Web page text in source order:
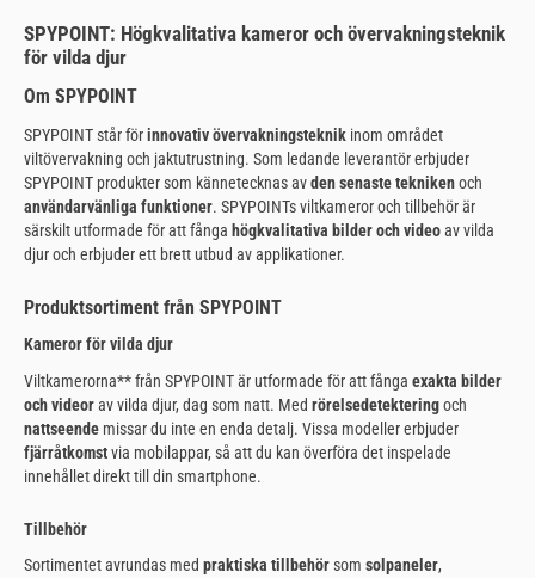
SPYPOINT: Högkvalitativa kameror och övervakningsteknik
för vilda djur
Om SPYPOINT
SPYPOINT står förinnovativ övervakningsteknik inom området
viltövervakning och jaktutrustning. Som ledande leverantör erbjuder
SPYPOINT produkter som kännetecknas avden senaste teknikenoch
användarvänliga funktioner. SPYPOINTs viltkameror och tillbehör är
särskilt utformade för att fånga högkvalitativa bilder och videoav vilda
djur och erbjuder ett brett utbud av applikationer.
Produktsortiment från SPYPOINT
Kameror för vilda djur
Viltkamerorna** från SPYPOINT är utformade för att fånga exakta bilder
och videorav vilda djur, dag som natt. Med rörelsedetekteringoch
nattseende missar du inte en enda detalj. Vissa modeller erbjuder
fjärråtkomstvia mobilappar, så att du kan överföra det inspelade
innehållet direkt till din smartphone.
Tillbehör
Sortimentet avrundas med praktiska tillbehörsom solpaneler,